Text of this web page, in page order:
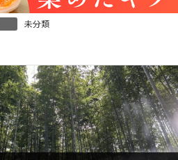
未分類